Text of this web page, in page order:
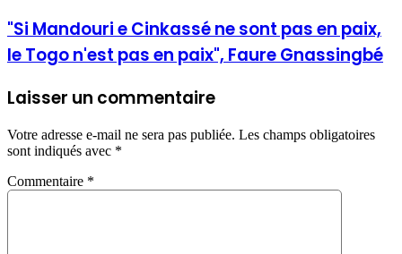
"Si Mandouri e Cinkassé ne sont pas en paix,
le Togo n'est pas en paix", Faure Gnassingbé
Laisser un commentaire
Votre adresse e-mail ne sera pas publiée. Les champs obligatoires
sont indiqués avec *
Commentaire *